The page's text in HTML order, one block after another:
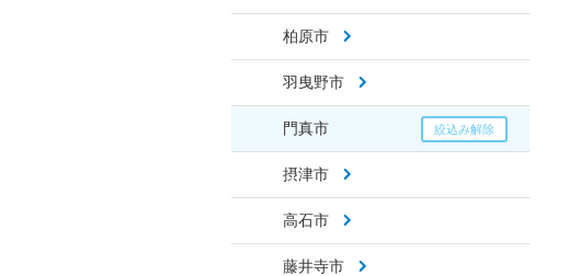
柏原市
羽曳野市
門真市
摂津市
高石市
藤井寺市